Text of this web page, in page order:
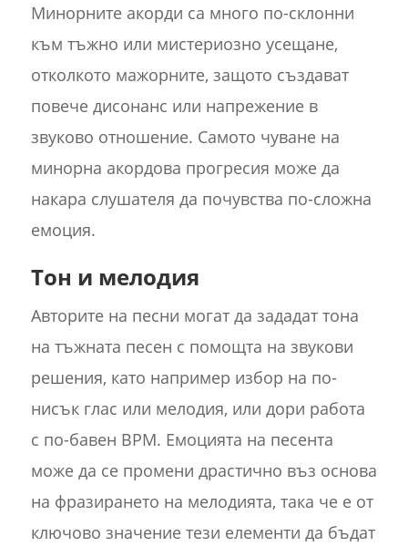
Минорните акорди са много по-склонни
към тъжно или мистериозно усещане,
отколкото мажорните, защото създават
повече дисонанс или напрежение в
звуково отношение. Самото чуване на
минорна акордова прогресия може да
накара слушателя да почувства по-сложна
емоция.
Тон и мелодия
Авторите на песни могат да зададат тона
на тъжната песен с помощта на звукови
решения, като например избор на по-
нисък глас или мелодия, или дори работа
с по-бавен BPM. Емоцията на песента
може да се промени драстично въз основа
на фразирането на мелодията, така че е от
ключово значение тези елементи да бъдат